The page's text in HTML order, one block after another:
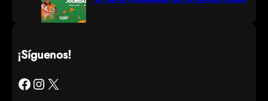
¡Síguenos!
Facebook Instagram X